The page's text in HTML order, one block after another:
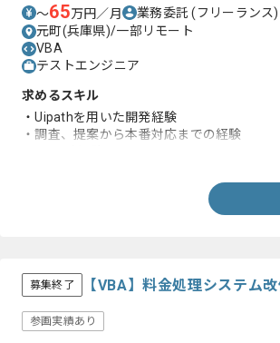
〜65万円／月 業務委託(フリーランス)
元町(兵庫県)/一部リモート
VBA
テストエンジニア
求めるスキル
・Uipathを用いた開発経験
・調査、提案から本番対応までの経験
募集終了 【VBA】料金処理システム
参画実績あり